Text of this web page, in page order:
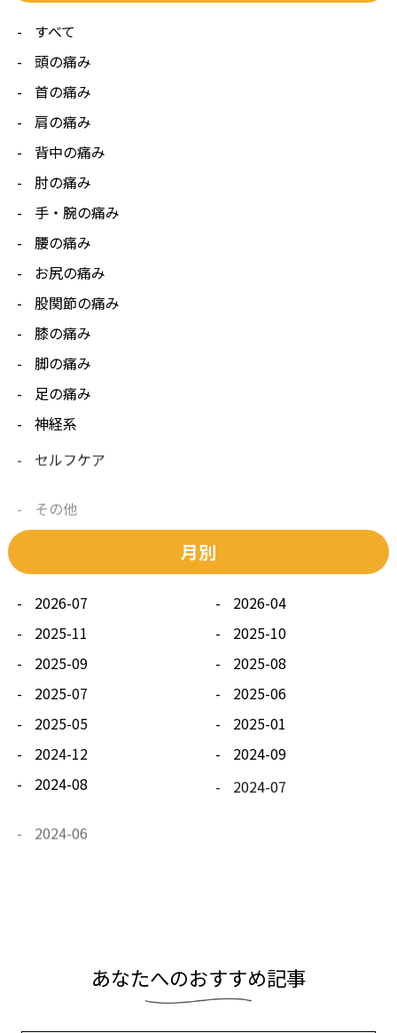
すべて
頭の痛み
首の痛み
肩の痛み
背中の痛み
肘の痛み
手・腕の痛み
腰の痛み
お尻の痛み
股関節の痛み
膝の痛み
脚の痛み
足の痛み
神経系
セルフケア
月別
2026-07
2026-04
2025-11
2025-10
2025-09
2025-08
2025-07
2025-06
2025-05
2025-01
2024-12
2024-09
2024-08
2024-07
2024-04
あなたへのおすすめ記事